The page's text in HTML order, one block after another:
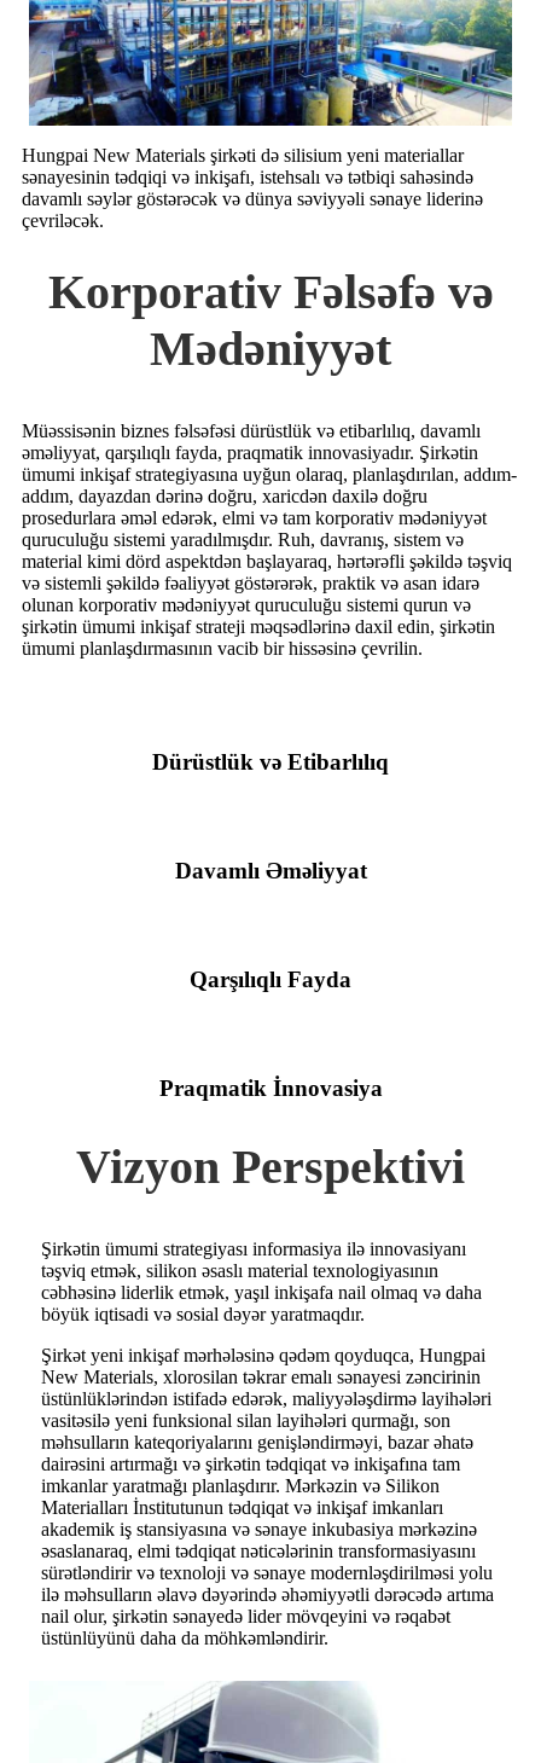
Hungpai New Materials şirkəti də silisium yeni materiallar
sənayesinin tədqiqi və inkişafı, istehsalı və tətbiqi sahəsində
davamlı səylər göstərəcək və dünya səviyyəli sənaye liderinə
çevriləcək.
Korporativ Fəlsəfə və
Mədəniyyət
Müəssisənin biznes fəlsəfəsi dürüstlük və etibarlılıq, davamlı
əməliyyat, qarşılıqlı fayda, praqmatik innovasiyadır. Şirkətin
ümumi inkişaf strategiyasına uyğun olaraq, planlaşdırılan, addım-
addım, dayazdan dərinə doğru, xaricdən daxilə doğru
prosedurlara əməl edərək, elmi və tam korporativ mədəniyyət
quruculuğu sistemi yaradılmışdır. Ruh, davranış, sistem və
material kimi dörd aspektdən başlayaraq, hərtərəfli şəkildə təşviq
və sistemli şəkildə fəaliyyət göstərərək, praktik və asan idarə
olunan korporativ mədəniyyət quruculuğu sistemi qurun və
şirkətin ümumi inkişaf strateji məqsədlərinə daxil edin, şirkətin
ümumi planlaşdırmasının vacib bir hissəsinə çevrilin.
Dürüstlük və Etibarlılıq
Davamlı Əməliyyat
Qarşılıqlı Fayda
Praqmatik İnnovasiya
Vizyon Perspektivi
Şirkətin ümumi strategiyası informasiya ilə innovasiyanı
təşviq etmək, silikon əsaslı material texnologiyasının
cəbhəsinə liderlik etmək, yaşıl inkişafa nail olmaq və daha
böyük iqtisadi və sosial dəyər yaratmaqdır.
Şirkət yeni inkişaf mərhələsinə qədəm qoyduqca, Hungpai
New Materials, xlorosilan təkrar emalı sənayesi zəncirinin
üstünlüklərindən istifadə edərək, maliyyələşdirmə layihələri
vasitəsilə yeni funksional silan layihələri qurmağı, son
məhsulların kateqoriyalarını genişləndirməyi, bazar əhatə
dairəsini artırmağı və şirkətin tədqiqat və inkişafına tam
imkanlar yaratmağı planlaşdırır. Mərkəzin və Silikon
Materialları İnstitutunun tədqiqat və inkişaf imkanları
akademik iş stansiyasına və sənaye inkubasiya mərkəzinə
əsaslanaraq, elmi tədqiqat nəticələrinin transformasiyasını
sürətləndirir və texnoloji və sənaye modernləşdirilməsi yolu
ilə məhsulların əlavə dəyərində əhəmiyyətli dərəcədə artıma
nail olur, şirkətin sənayedə lider mövqeyini və rəqabət
üstünlüyünü daha da möhkəmləndirir.